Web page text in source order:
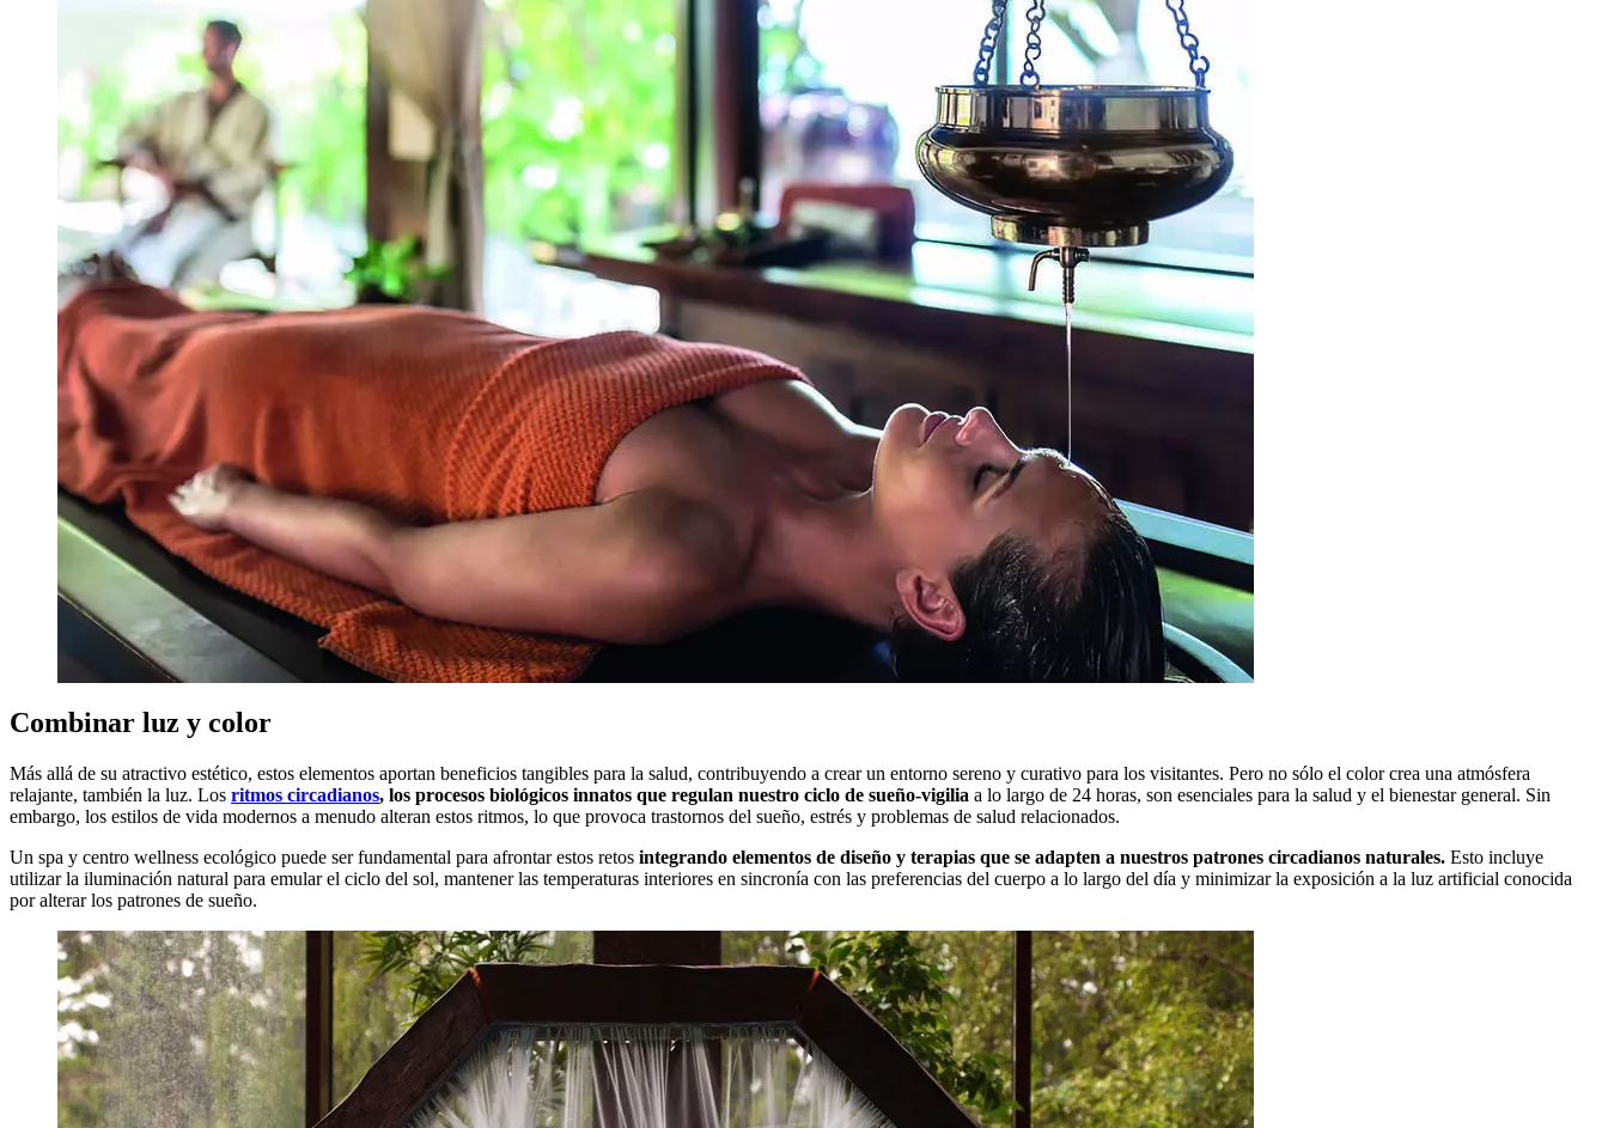
Combinar luz y color
Más allá de su atractivo estético, estos elementos aportan beneficios tangibles para la salud, contribuyendo a crear un entorno sereno y curativo para los visitantes. Pero no sólo el color crea una atmósfera
relajante, también la luz. Los ritmos circadianos, los procesos biológicos innatos que regulan nuestro ciclo de sueño-vigilia a lo largo de 24 horas, son esenciales para la salud y el bienestar general. Sin
embargo, los estilos de vida modernos a menudo alteran estos ritmos, lo que provoca trastornos del sueño, estrés y problemas de salud relacionados.
Un spa y centro wellness ecológico puede ser fundamental para afrontar estos retos integrando elementos de diseño y terapias que se adapten a nuestros patrones circadianos naturales. Esto incluye
utilizar la iluminación natural para emular el ciclo del sol, mantener las temperaturas interiores en sincronía con las preferencias del cuerpo a lo largo del día y minimizar la exposición a la luz artificial conocida
por alterar los patrones de sueño.